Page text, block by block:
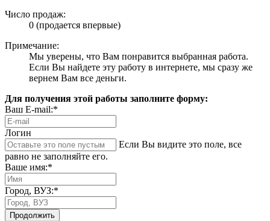
Число продаж:
0 (продается впервые)
Примечание:
Мы уверены, что Вам понравится выбранная работа.
Если Вы найдете эту работу в интернете, мы сразу же
вернем Вам все деньги.
Для получения этой работы заполните форму:
Ваш E-mail:*
Логин
Если Вы видите это поле, все
равно не заполняйте его.
Ваше имя:*
Город, ВУЗ:*
Продолжить